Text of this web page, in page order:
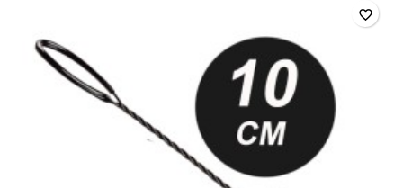
favorite_border